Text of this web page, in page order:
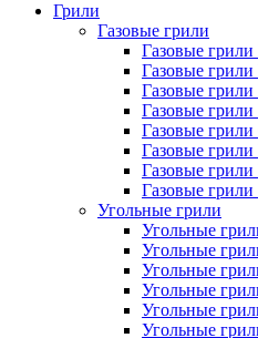
Грили
Газовые грили
Газовые грили
Газовые грили
Газовые грили
Газовые
Газовые
Газовые
Газовые
Газовые
Угольные грили
Угольные
Угольные
Угольные
Угольные
Угольные
Угольные